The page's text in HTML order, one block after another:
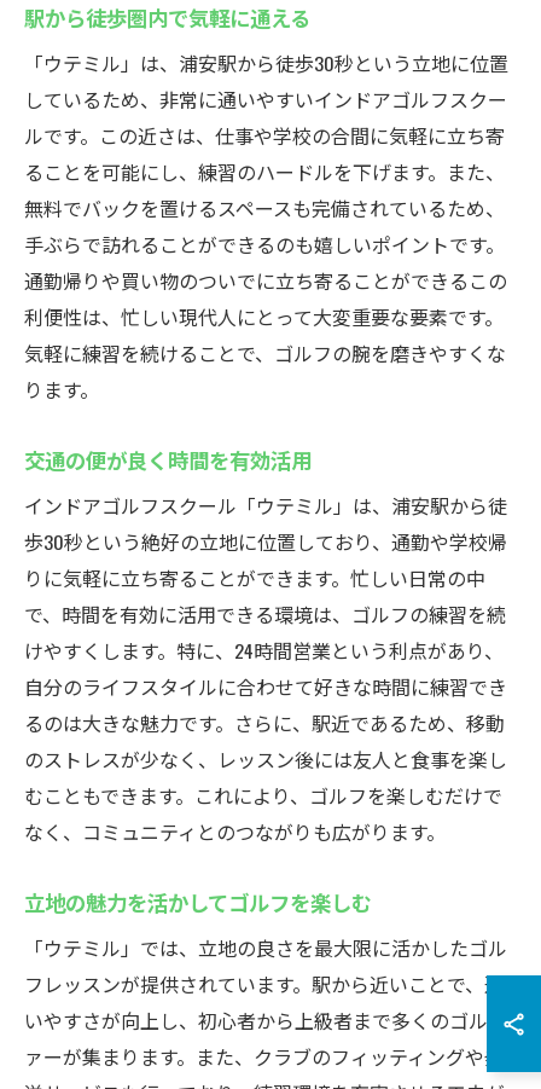
駅から徒歩圏内で気軽に通える
「ウテミル」は、浦安駅から徒歩30秒という立地に位置
しているため、非常に通いやすいインドアゴルフスクー
ルです。この近さは、仕事や学校の合間に気軽に立ち寄
ることを可能にし、練習のハードルを下げます。また、
無料でバックを置けるスペースも完備されているため、
手ぶらで訪れることができるのも嬉しいポイントです。
通勤帰りや買い物のついでに立ち寄ることができるこの
利便性は、忙しい現代人にとって大変重要な要素です。
気軽に練習を続けることで、ゴルフの腕を磨きやすくな
ります。
交通の便が良く時間を有効活用
インドアゴルフスクール「ウテミル」は、浦安駅から徒
歩30秒という絶好の立地に位置しており、通勤や学校帰
りに気軽に立ち寄ることができます。忙しい日常の中
で、時間を有効に活用できる環境は、ゴルフの練習を続
けやすくします。特に、24時間営業という利点があり、
自分のライフスタイルに合わせて好きな時間に練習でき
るのは大きな魅力です。さらに、駅近であるため、移動
のストレスが少なく、レッスン後には友人と食事を楽し
むこともできます。これにより、ゴルフを楽しむだけで
なく、コミュニティとのつながりも広がります。
立地の魅力を活かしてゴルフを楽しむ
「ウテミル」では、立地の良さを最大限に活かしたゴル
フレッスンが提供されています。駅から近いことで、通
いやすさが向上し、初心者から上級者まで多くのゴルフ
ァーが集まります。また、クラブのフィッティングや発